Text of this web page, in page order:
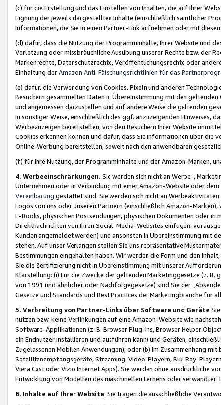
(c) für die Erstellung und das Einstellen von Inhalten, die auf Ihrer
Eignung der jeweils dargestellten Inhalte (einschließlich sämtlicher
Informationen, die Sie in einen Partner-Link aufnehmen oder mit
(d) dafür, dass die Nutzung der Programminhalte, Ihrer Website und
Verletzung oder missbräuchliche Ausübung unserer Rechte bzw. der
Markenrechte, Datenschutzrechte, Veröffentlichungsrechte oder
Einhaltung derAmazon Anti-Fälschungsrichtlinien für das
(e) dafür, die Verwendung von Cookies, Pixeln und anderen
Besuchern gesammelten Daten in Übereinstimmung mit den
und angemessen darzustellen und auf andere Weise die geltenden
in sonstiger Weise, einschließlich des ggf. anzuzeigenden Hinweises,
Werbeanzeigen bereitstellen, von den Besuchern Ihrer Website
Cookies erkennen können und dafür, dass Sie Informationen über die
Online-Werbung bereitstellen, soweit nach den anwendbaren
(f) für Ihre Nutzung, der Programminhalte und der Amazon-Marken,
4. Werbeeinschränkungen. Sie werden sich nicht an Werbe-,
Unternehmen oder in Verbindung mit einer Amazon-Website oder
Vereinbarung gestattet sind. Sie werden sich nicht an
Logos von uns oder unseren Partnern (einschließlich Amazon-
E-Books, physischen Postsendungen, physischen Dokumenten oder in
Direktnachrichten von Ihren Social-Media-Websites einfügen.
Kunden angemeldet werden) und ansonsten in Übereinstimmung mit
stehen. Auf unser Verlangen stellen Sie uns repräsentative
Bestimmungen eingehalten haben. Wir werden die Form und den
Sie die Zertifizierung nicht in Übereinstimmung mit unserer
Klarstellung: (i) Für die Zwecke der geltenden Marketinggesetze (z. B.
von 1991 und ähnlicher oder Nachfolgegesetze) sind Sie der
Gesetze und Standards und Best Practices der Marketingbranche für
5. Verbreitung von Partner-Links über Software und Geräte
nutzen bzw. keine Verlinkungen auf eine Amazon-Website wie
Software-Applikationen (z. B. Browser Plug-ins, Browser Helper
ein Endnutzer installieren und ausführen kann) und Geräten,
Zugelassenen Mobilen Anwendungen); oder (b) im Zusammenhang
Satellitenempfangsgeräte, Streaming-Video-Playern, Blu-Ray-
Viera Cast oder Vizio Internet Apps). Sie werden ohne ausdrückliche
Entwicklung von Modellen des maschinellen Lernens oder
6. Inhalte auf Ihrer Website. Sie tragen die ausschließliche